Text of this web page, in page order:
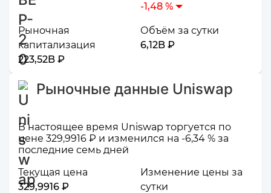
-1,48 %
Рыночная
капитализация
223,52B ₽
Объём за сутки
6,12B ₽
Рыночные данные Uniswap
В настоящее время Uniswap торгуется по
цене 329,9916 ₽ и изменился на -6,34 % за
последние семь дней
Текущая цена
329,9916 ₽
Изменение цены за
сутки